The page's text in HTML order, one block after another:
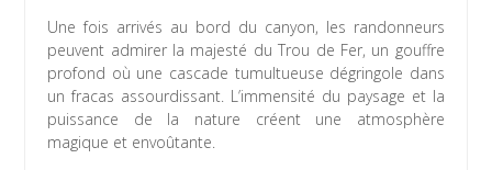
Une fois arrivés au bord du canyon, les randonneurs
peuvent admirer la majesté du Trou de Fer, un gouffre
profond où une cascade tumultueuse dégringole dans
un fracas assourdissant. L’immensité du paysage et la
puissance de la nature créent une atmosphère
magique et envoûtante.